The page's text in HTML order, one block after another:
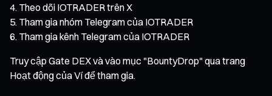
Theo dõi IOTRADER trên X
Tham gia nhóm Telegram của IOTRADER
Tham gia kênh Telegram của IOTRADER
Truy cập Gate DEX và vào mục "BountyDrop" qua trang
Hoạt động của Ví để tham gia.